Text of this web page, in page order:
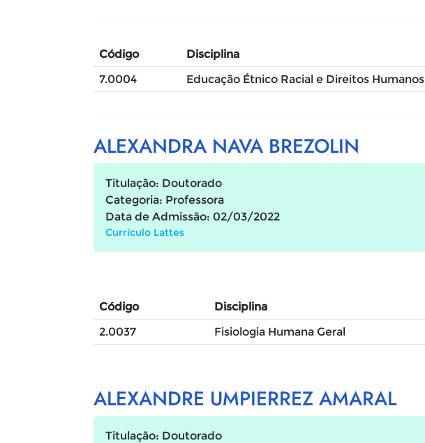
Código Disciplina
7.0004
Educação Étnico Racial e Direitos Humanos
ALEXANDRA NAVA BREZOLIN
Titulação: Doutorado
Categoria: Professora
Data de Admissão: 02/03/2022
Currículo Lattes
Código Disciplina
2.0037
Fisiologia Humana Geral
ALEXANDRE UMPIERREZ AMARAL
Titulação: Doutorado